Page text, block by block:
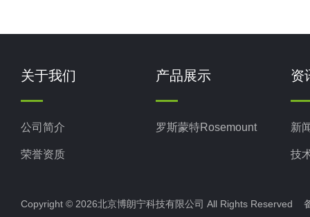
关于我们
公司简介
荣誉资质
产品展示
罗斯蒙特Rosemount
资
新
技
Copyright © 2026北京博朗宁科技有限公司 All Rights Reserved